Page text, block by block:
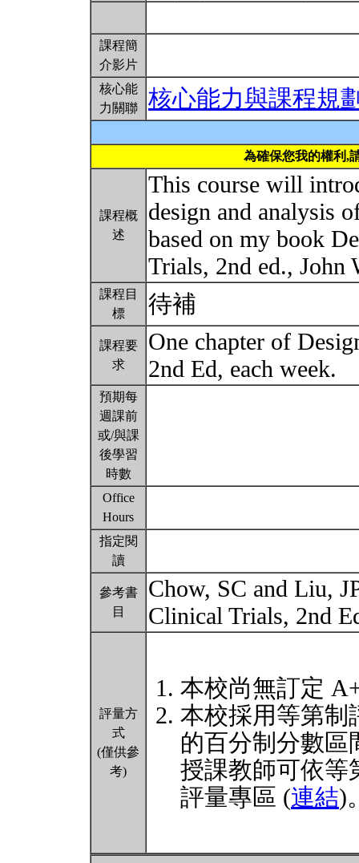
課程簡
介影片
核心能
力關聯
核心能力與課程規
為確保您我的權利,
課程概
述
This course will
design and analysis
based on my book
Trials, 2nd ed., John
課程目
標
待補
課程要
求
One chapter of
2nd Ed, each week.
預期每
週課前
或/與課
後學習
時數
Office
Hours
指定閱
讀
參考書
目
Chow, SC and Liu,
Clinical Trials, 2nd
評量方
式
(僅供參
考)
本校尚無訂定
本校採用等第制
的百分制分數區
授課教師可依等
評量專區 (連結)